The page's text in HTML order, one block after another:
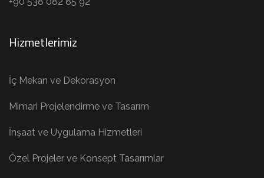
Hizmetlerimiz
İç Mekan ve Dekorasyon
Mimari Projelendirme ve Tasarım
İnşaat ve Uygulama Hizmetleri
Özel Projeler ve Konsept Tasarımlar